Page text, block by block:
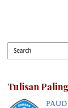
Tulisan
PAUD